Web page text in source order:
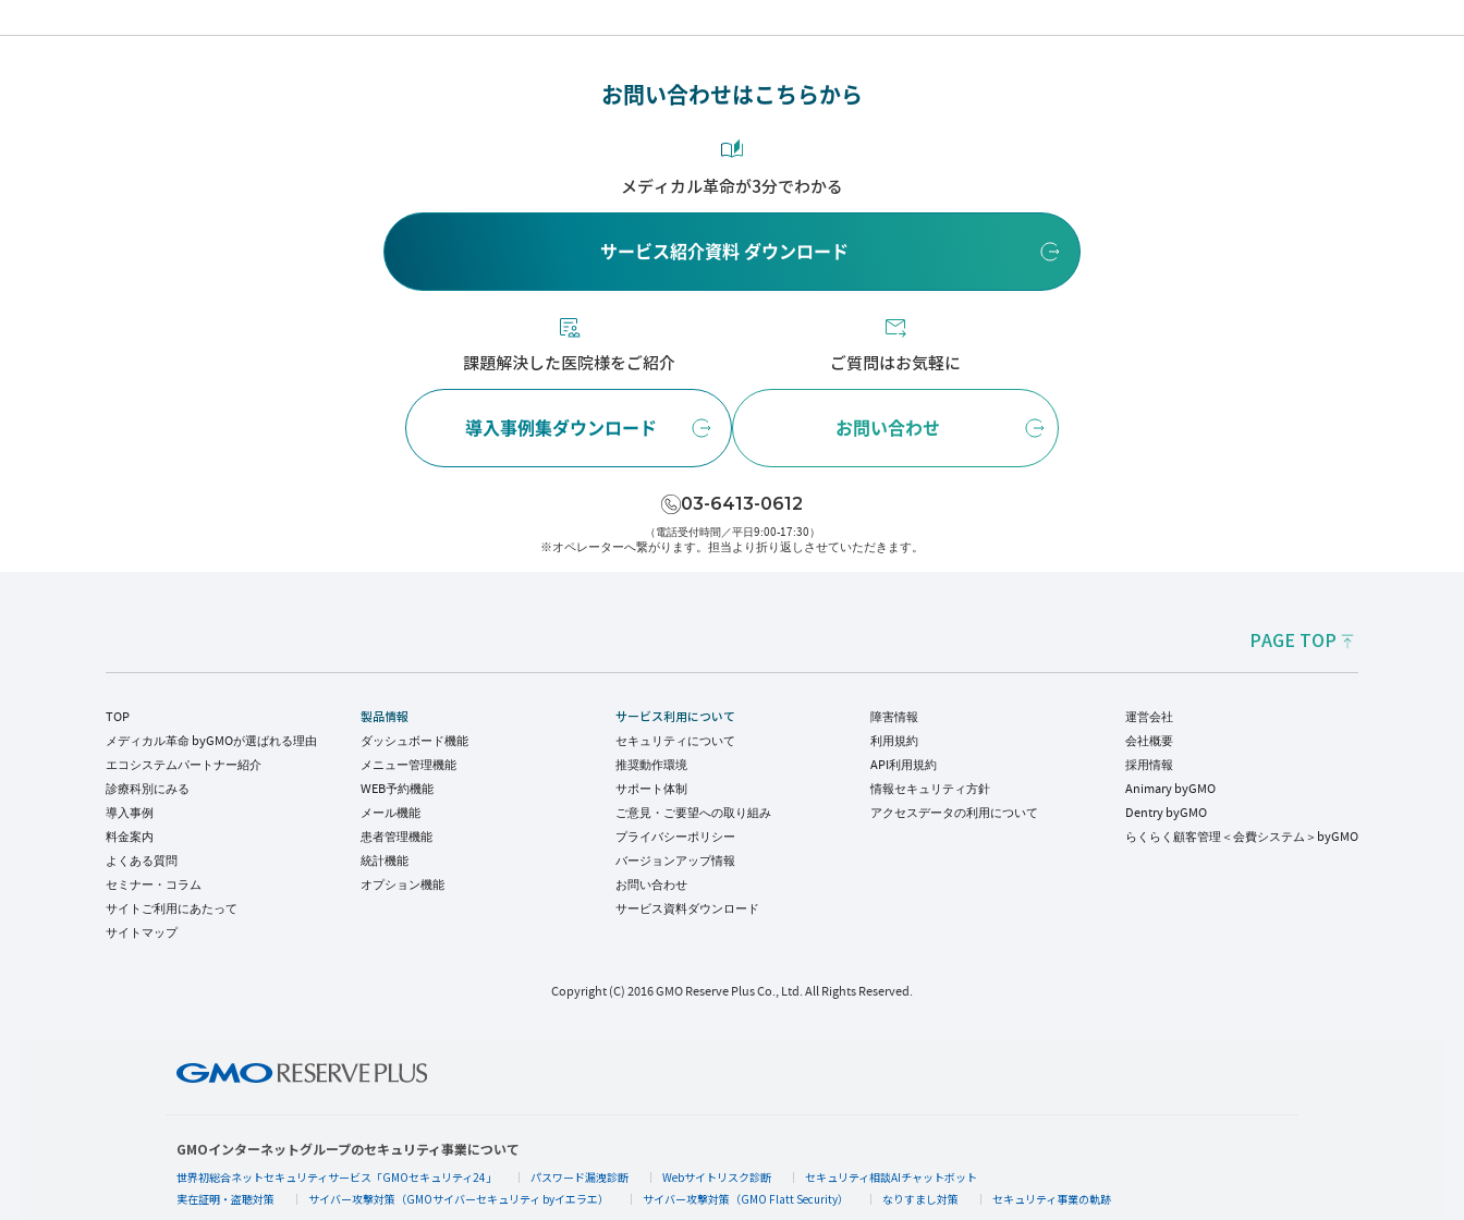
お問い合わせはこちらから
メディカル革命が3分でわかる
サービス紹介資料 ダウンロード
課題解決した医院様をご紹介
導入事例集ダウンロード
ご質問はお気軽に
お問い合わせ
03-6413-0612
（電話受付時間／平日9:00-17:30）
※オペレーターへ繋がります。 担当より折り返しさせていただきます。
PAGE TOP
TOP
メディカル革命 byGMOが選ばれる理由
エコシステムパートナー紹介
診療科別にみる
導入事例
料金案内
よくある質問
セミナー・コラム
サイトご利用にあたって
サイトマップ
製品情報
ダッシュボード機能
メニュー管理機能
WEB予約機能
メール機能
患者管理機能
統計機能
オプション機能
サービス利用について
セキュリティについて
推奨動作環境
サポート体制
ご意見・ご要望への取り組み
プライバシーポリシー
バージョンアップ情報
お問い合わせ
サービス資料ダウンロード
障害情報
利用規約
API利用規約
情報セキュリティ方針
アクセスデータの利用について
運営会社
会社概要
採用情報
Animary byGMO
Dentry byGMO
らくらく顧客管理＜会費システム＞byGMO
Copyright (C) 2016 GMO Reserve Plus Co., Ltd. All Rights Reserved.
GMOインターネットグループのセキュリティ事業について
世界初総合ネットセキュリティサービス「GMOセキュリティ24」 パスワード漏洩診断 Webサイトリスク診断
セキュリティ相談AIチャットボット
実在証明・盗聴対策
サイバー攻撃対策（GMOサイバーセキュリティ byイエラエ） サイバー攻撃対策（GMO Flatt Security） なりすまし対策 セキュリティ事業の軌跡